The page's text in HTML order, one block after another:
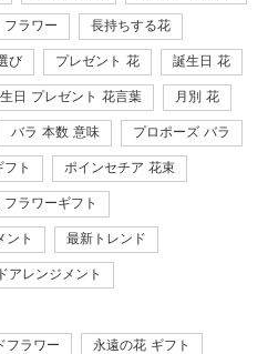
フラワー 長持ちする花
び プレゼント 花 誕生日 花
日 プレゼント 花言葉 月別 花
バラ 本数 意味 プロポーズ バラ
ト ポインセチア 花束
フラワーギフト
ント 最新トレンド
アレンジメント
フラワー 永遠の花 ギフト